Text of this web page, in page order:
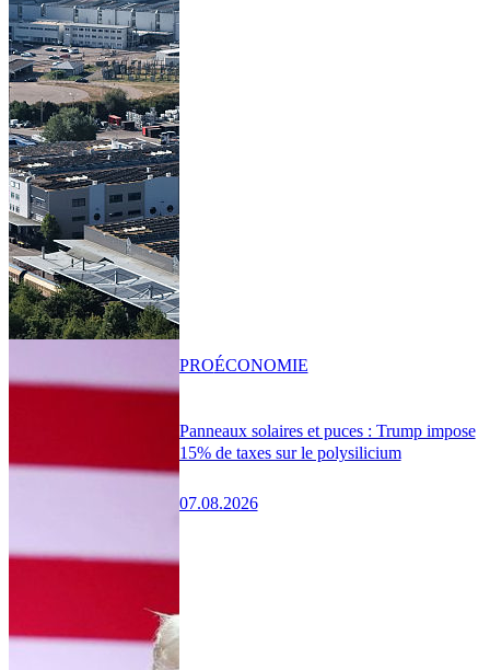
Panneaux solaires et puces : Trump impose
15% de taxes sur le polysilicium
07.08.2026
PROÉCONOMIE